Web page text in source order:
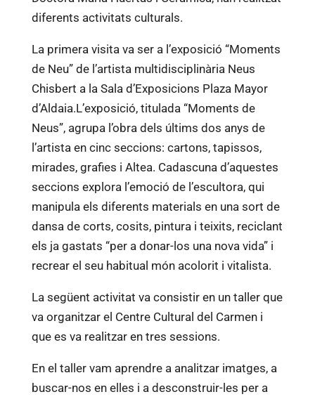
diferents activitats culturals.
La primera visita va ser a l’exposició “Moments
de Neu” de l’artista multidisciplinària Neus
Chisbert a la Sala d’Exposicions Plaza Mayor
d’Aldaia.L’exposició, titulada “Moments de
Neus”, agrupa l’obra dels últims dos anys de
l’artista en cinc seccions: cartons, tapissos,
mirades, grafies i Altea. Cadascuna d’aquestes
seccions explora l’emoció de l’escultora, qui
manipula els diferents materials en una sort de
dansa de corts, cosits, pintura i teixits, reciclant
els ja gastats “per a donar-los una nova vida” i
recrear el seu habitual món acolorit i vitalista.
La següent activitat va consistir en un taller que
va organitzar el Centre Cultural del Carmen i
que es va realitzar en tres sessions.
En el taller vam aprendre a analitzar imatges, a
buscar-nos en elles i a desconstruir-les per a